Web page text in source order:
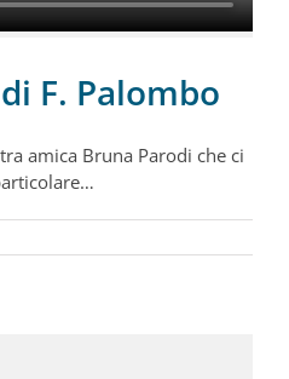
F. Palombo
amica Bruna Parodi che ci